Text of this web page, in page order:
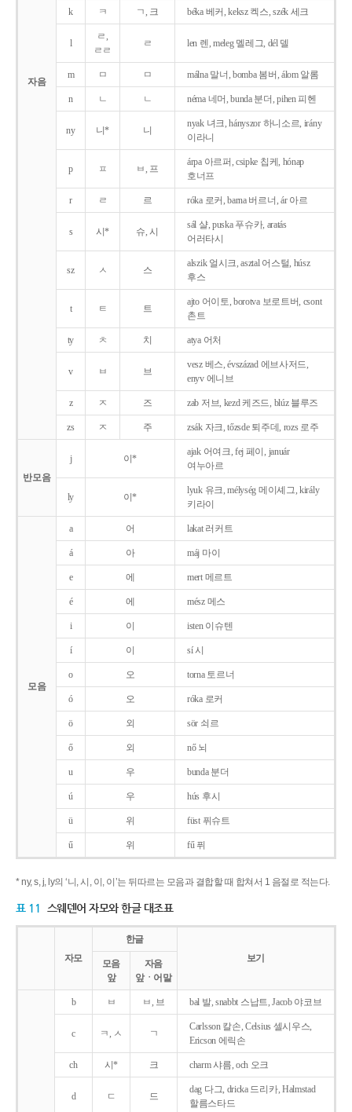
자음
k ㅋ ㄱ, 크 béka 베커, keksz 켁스, szék 세크
l
ㄹ,
ㄹㄹ
ㄹ len 렌, meleg 멜레그, dél 델
m ㅁ ㅁ málna 말너, bomba 봄버, álom 알롬
n ㄴ ㄴ néma 네머, bunda 분더, pihen 피헨
ny 니* 니
nyak 녀크, hányszor 하니소르, irány
이라니
p ㅍ ㅂ, 프
árpa 아르퍼, csipke 칩케, hónap
호너프
r ㄹ 르 róka 로커, barna 버르너, ár 아르
s 시* 슈, 시
sál 샬, puska 푸슈카, aratás
어러타시
sz ㅅ 스
alszik 얼시크, asztal 어스털, húsz
후스
t ㅌ 트
ajto 어이토, borotva 보로트버, csont
촌트
ty ㅊ 치 atya 어처
v ㅂ 브
vesz 베스, évszázad 에브사저드,
enyv 에니브
z ㅈ 즈 zab 저브, kezd 케즈드, blúz 블루즈
zs ㅈ 주 zsák 자크, tőzsde 퇴주데, rozs 로주
반모음
j 이*
ajak 어여크, fej 페이, január
여누아르
ly 이*
lyuk 유크, mélység 메이셰그, király
키라이
모음
a 어 lakat 러커트
á 아 máj 마이
e 에 mert 메르트
é 에 mész 메스
i 이 isten 이슈텐
í 이 sí 시
o 오 torna 토르너
ó 오 róka 로커
ö 외 sör 쇠르
ő 외 nő 뇌
u 우 bunda 분더
ú 우 hús 후시
ü 위 füst 퓌슈트
ű 위 fű 퓌
* ny, s, j, ly의 ‘니, 시, 이, 이’는 뒤따르는 모음과 결합할 때 합쳐서 1 음절로 적는다.
표 11 스웨덴어 자모와 한글 대조표
자모
한글
보기
모음
앞
자음
앞ㆍ어말
b ㅂ ㅂ, 브 bal 발, snabbt 스납트, Jacob 야코브
c ㅋ, ㅅ ㄱ
Carlsson 칼손, Celsius 셀시우스,
Ericson 에릭손
ch 시* 크 charm 샤름, och 오크
d ㄷ 드
dag 다그, dricka 드리카, Halmstad
할름스타드